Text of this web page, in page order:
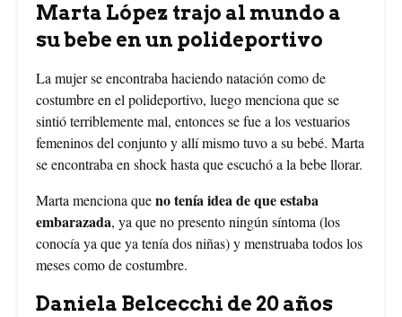
Marta López trajo al mundo a
su bebe en un polideportivo
La mujer se encontraba haciendo natación como de
costumbre en el polideportivo, luego menciona que se
sintió terriblemente mal, entonces se fue a los vestuarios
femeninos del conjunto y allí mismo tuvo a su bebé. Marta
se encontraba en shock hasta que escuchó a la bebe llorar.
Marta menciona queno tenía idea de que estaba
embarazada, ya que no presento ningún síntoma (los
conocía ya que ya tenía dos niñas) y menstruaba todos los
meses como de costumbre.
Daniela Belcecchi de 20 años